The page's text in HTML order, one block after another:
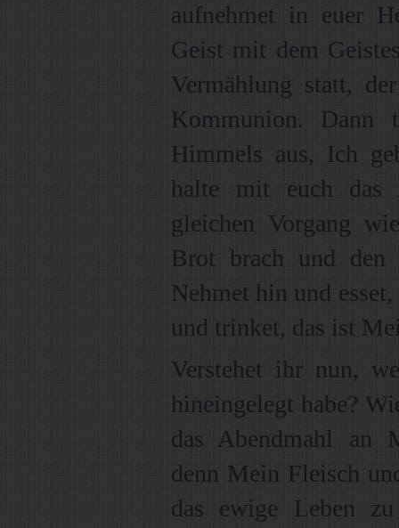
aufnehmet in euer
Geist mit dem
Vermählung statt,
Kommunion.
Himmels aus, Ich
halte mit euch das
gleichen Vorgang
Brot brach und den
Nehmet hin und
und trinket, das ist
Verstehet ihr nun,
hineingelegt habe?
das Abendmahl an
denn Mein Fleisch
das ewige Leben